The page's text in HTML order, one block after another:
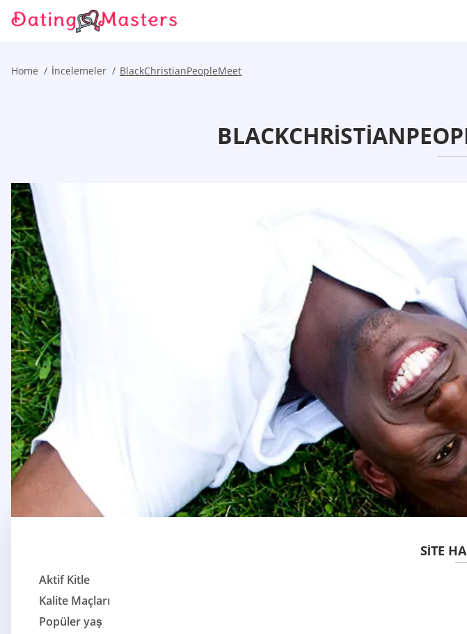
Home İncelemeler BlackChristianPeopleMeet
SITE
Aktif Kitle
Kalite Maçları
Popüler yaş